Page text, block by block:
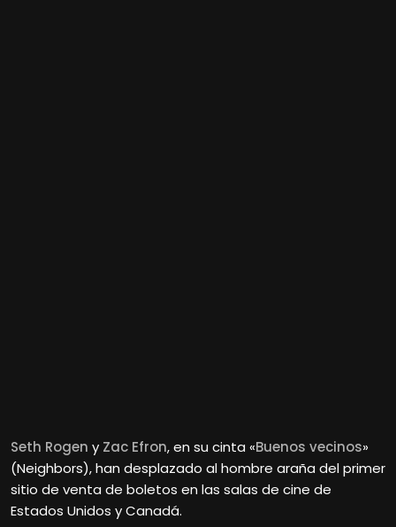
Seth Rogen y Zac Efron, en su cinta «Buenos vecinos»
(Neighbors), han desplazado al hombre araña del primer
sitio de venta de boletos en las salas de cine de
Estados Unidos y Canadá.